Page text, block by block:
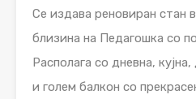
Се издава реновиран стан
близина на Педагошка со
Располага со дневна,
и голем балкон со